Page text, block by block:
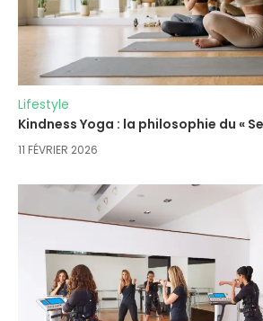
Lifestyle
Kindness Yoga : la philosophie du «
11 FÉVRIER 2026